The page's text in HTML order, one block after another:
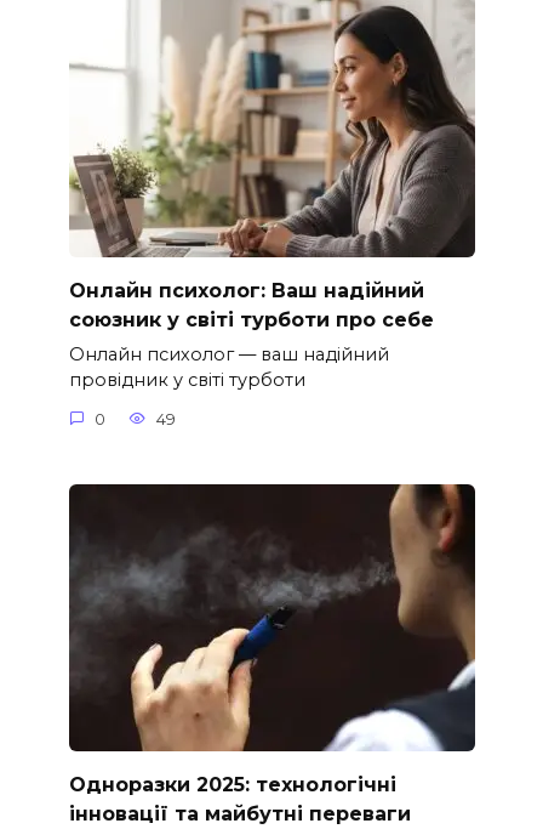
Онлайн психолог: Ваш надійний
союзник у світі турботи про себе
Онлайн психолог — ваш надійний
провідник у світі турботи
0 49
Одноразки 2025: технологічні
інновації та майбутні переваги